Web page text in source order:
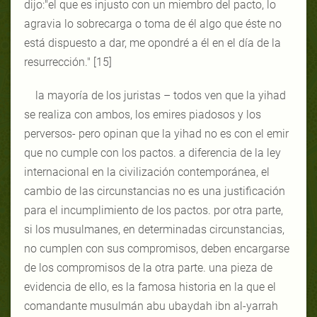
dijo:"el que es injusto con un miembro del pacto, lo
agravia lo sobrecarga o toma de él algo que éste no
está dispuesto a dar, me opondré a él en el día de la
resurrección." [15]
la mayoría de los juristas – todos ven que la yihad
se realiza con ambos, los emires piadosos y los
perversos- pero opinan que la yihad no es con el emir
que no cumple con los pactos. a diferencia de la ley
internacional en la civilización contemporánea, el
cambio de las circunstancias no es una justificación
para el incumplimiento de los pactos. por otra parte,
si los musulmanes, en determinadas circunstancias,
no cumplen con sus compromisos, deben encargarse
de los compromisos de la otra parte. una pieza de
evidencia de ello, es la famosa historia en la que el
comandante musulmán abu ubaydah ibn al-yarrah